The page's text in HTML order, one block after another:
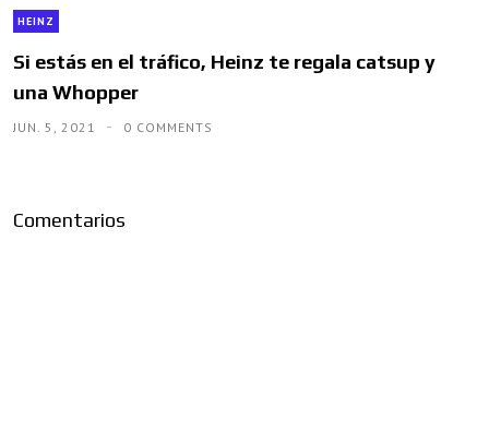
HEINZ
Si estás en el tráfico, Heinz te regala catsup y
una Whopper
JUN. 5, 2021 0 COMMENTS
Comentarios